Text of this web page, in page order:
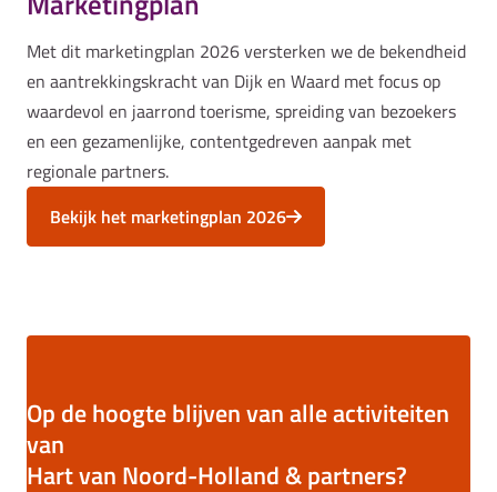
Met dit marketingplan 2026 versterken we de bekendheid
en aantrekkingskracht van Dijk en Waard met focus op
waardevol en jaarrond toerisme, spreiding van bezoekers
en een gezamenlijke, contentgedreven aanpak met
regionale partners.
Bekijk het marketingplan 2026
Op de hoogte blijven van alle activiteiten
van
Hart van Noord-Holland & partners?